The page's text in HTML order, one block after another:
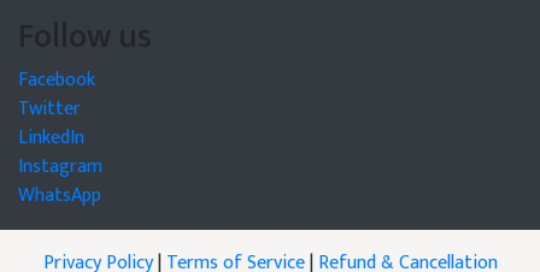
Follow us
Facebook
Twitter
LinkedIn
Instagram
WhatsApp
Privacy Policy|Terms of Service|Refund & Cancellation